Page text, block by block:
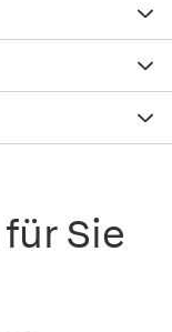
Sie